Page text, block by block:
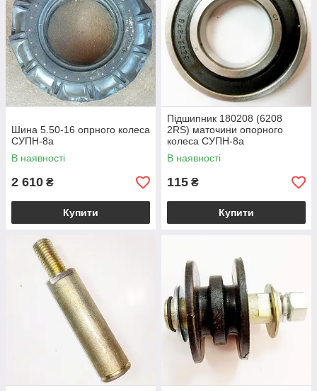
Шина 5.50-16 опрного колеса
СУПН-8а
В наявності
2 610 ₴
Купити
Підшипник 180208 (6208
2RS) маточини опорного
колеса СУПН-8а
В наявності
115 ₴
Купити